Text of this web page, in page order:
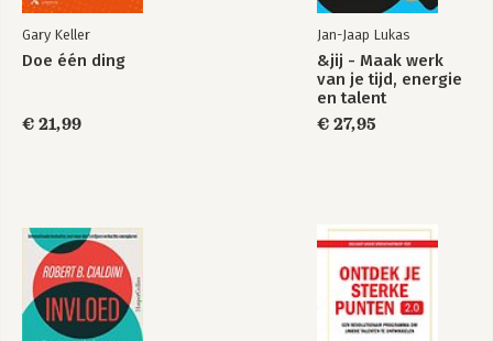
Gary Keller
Doe één ding
€ 21,99
Jan-Jaap Lukas
&jij - Maak werk
van je tijd, energie
en talent
€ 27,95